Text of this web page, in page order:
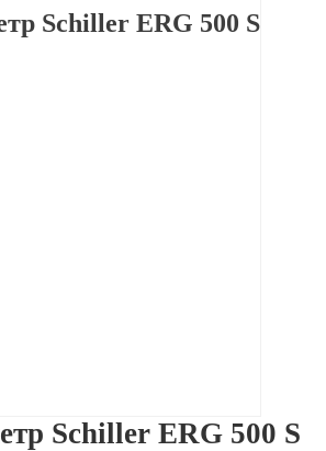
Schiller ERG 500 S
Schiller ERG 500 S